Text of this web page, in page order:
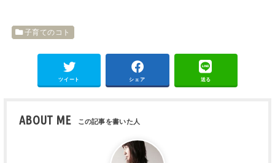
子育てのコト
ツイート シェア 送る
ABOUT ME